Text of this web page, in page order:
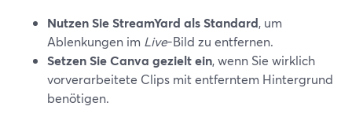
Nutzen Sie StreamYard als Standard, um
Ablenkungen im Live-Bild zu entfernen.
Setzen Sie Canva gezielt ein, wenn Sie wirklich
vorverarbeitete Clips mit entferntem Hintergrund
benötigen.